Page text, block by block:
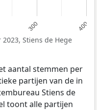
300 400
Stiens de Hege
aantal stemmen per
partijen van de in
Stiens de
toont alle partijen